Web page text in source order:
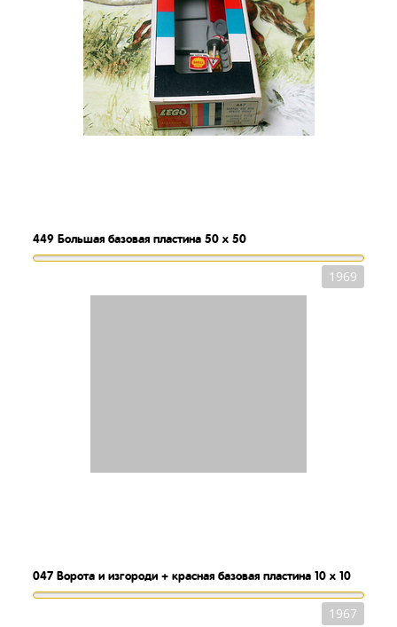
449 Большая базовая пластина 50 x 50
1969
047 Ворота и изгороди + красная базовая пластина 10 x 10
1967